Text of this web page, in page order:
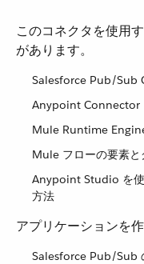
このコネクタを使用
があります。
Salesforce Pub/Sub
Anypoint Connector
Mule Runtime
Mule フローの要素と
Anypoint Studio を
方法
アプリケーションを
Salesforce Pub/Sub